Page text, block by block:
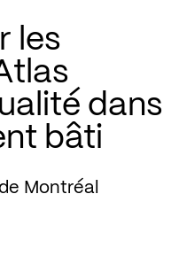
les
dans
bâti
Montréal